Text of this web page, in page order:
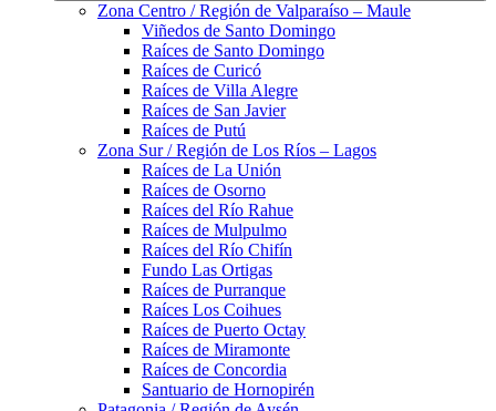
Zona Centro / Región de Valparaíso – Maule
Viñedos de Santo Domingo
Raíces de Santo Domingo
Raíces de Curicó
Raíces de Villa Alegre
Raíces de San Javier
Raíces de Putú
Zona Sur / Región de Los Ríos – Lagos
Raíces de La Unión
Raíces de Osorno
Raíces del Río Rahue
Raíces de Mulpulmo
Raíces del Río Chifín
Fundo Las Ortigas
Raíces de Purranque
Raíces Los Coihues
Raíces de Puerto Octay
Raíces de Miramonte
Raíces de Concordia
Santuario de Hornopirén